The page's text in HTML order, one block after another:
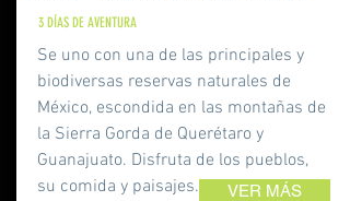
3 DÍAS DE AVENTURA
Se uno con una de las principales y
biodiversas reservas naturales de
México, escondida en las montañas de
la Sierra Gorda de Querétaro y
Guanajuato. Disfruta de los pueblos,
su comida y paisajes.
VER MÁS